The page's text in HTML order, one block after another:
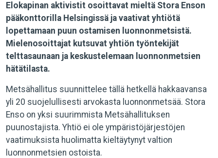
Elokapinan aktivistit osoittavat mieltä Stora Enson
pääkonttorilla Helsingissä ja vaativat yhtiötä
lopettamaan puun ostamisen luonnonmetsistä.
Mielenosoittajat kutsuvat yhtiön työntekijät
telttasaunaan ja keskustelemaan luonnonmetsien
hätätilasta.
Metsähallitus suunnittelee tällä hetkellä hakkaavansa
yli 20 suojelullisesti arvokasta luonnonmetsää. Stora
Enso on yksi suurimmista Metsähallituksen
puunostajista. Yhtiö ei ole ympäristöjärjestöjen
vaatimuksista huolimatta kieltäytynyt valtion
luonnonmetsien ostoista.